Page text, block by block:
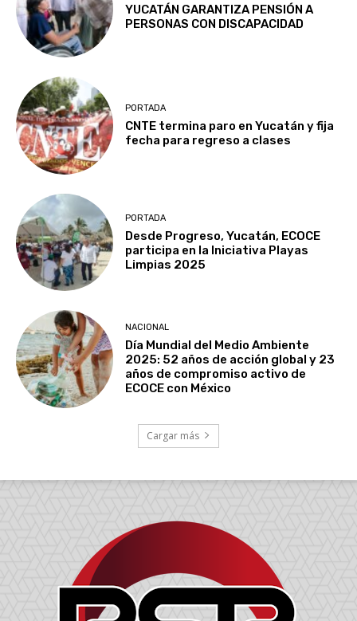
YUCATÁN GARANTIZA PENSIÓN A
PERSONAS CON DISCAPACIDAD
PORTADA
CNTE termina paro en Yucatán y fija
fecha para regreso a clases
PORTADA
Desde Progreso, Yucatán, ECOCE
participa en la Iniciativa Playas
Limpias 2025
NACIONAL
Día Mundial del Medio Ambiente
2025: 52 años de acción global y 23
años de compromiso activo de
ECOCE con México
Cargar más